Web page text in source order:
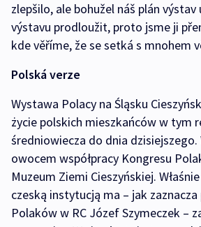
zlepšilo, ale bohužel náš plán
výstavu prodloužit, proto jsme ji
kde věříme, že se setká s mnohem
Polská verze
Wystawa Polacy na Śląsku
życie polskich mieszkańców w tym
średniowiecza do dnia
owocem współpracy Kongresu
Muzeum Ziemi Cieszyńskiej.
czeską instytucją ma – jak
Polaków w RC Józef Szymeczek –